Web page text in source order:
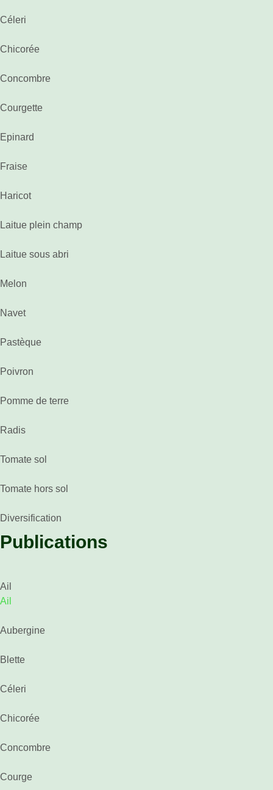
Céleri
Chicorée
Concombre
Courgette
Epinard
Fraise
Haricot
Laitue plein champ
Laitue sous abri
Melon
Navet
Pastèque
Poivron
Pomme de terre
Radis
Tomate sol
Tomate hors sol
Diversification
Publications
Ail
Ail
Aubergine
Blette
Céleri
Chicorée
Concombre
Courge